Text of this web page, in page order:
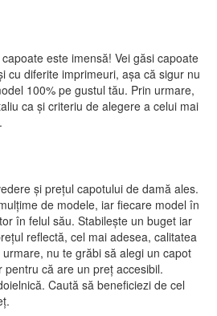
este imensă! Vei găsi capoate
cu diferite imprimeuri, așa că sigur nu
100% pe gustul tău. Prin urmare,
ca și criteriu de alegere a celui mai
și prețul capotului de damă ales.
de modele, iar fiecare model în
în felul său. Stabilește un buget iar
reflectă, cel mai adesea, calitatea
nu te grăbi să alegi un capot
că are un preț accesibil.
Caută să beneficiezi de cel